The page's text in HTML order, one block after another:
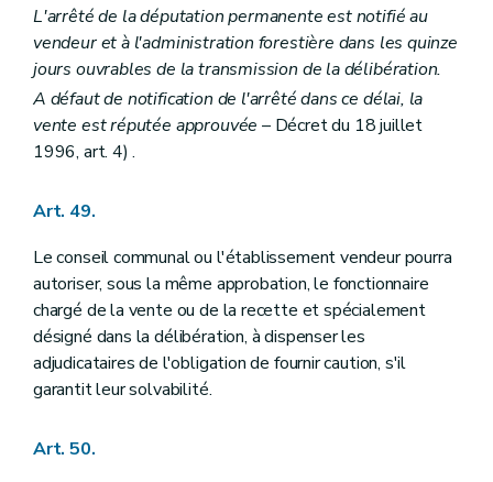
L'arrêté de la députation permanente est notifié au
vendeur et à l'administration forestière dans les quinze
jours ouvrables de la transmission de la délibération.
A défaut de notification de l'arrêté dans ce délai, la
vente est réputée approuvée – Décret du 18 juillet
1996, art. 4) .
Art. 49.
Le conseil communal ou l'établissement vendeur pourra
autoriser, sous la même approbation, le fonctionnaire
chargé de la vente ou de la recette et spécialement
désigné dans la délibération, à dispenser les
adjudicataires de l'obligation de fournir caution, s'il
garantit leur solvabilité.
Art. 50.